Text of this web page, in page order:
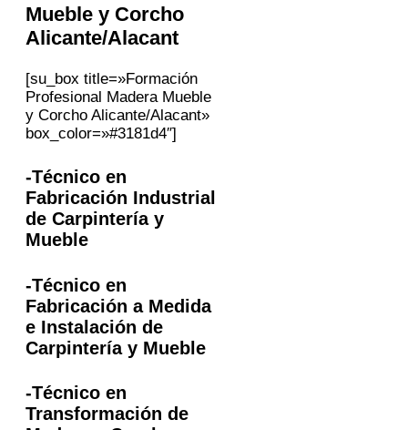
Mueble y Corcho
Alicante/Alacant
[su_box title=»Formación
Profesional Madera Mueble
y Corcho Alicante/Alacant»
box_color=»#3181d4″]
-Técnico en
Fabricación Industrial
de Carpintería y
Mueble
-Técnico en
Fabricación a Medida
e Instalación de
Carpintería y Mueble
-Técnico en
Transformación de